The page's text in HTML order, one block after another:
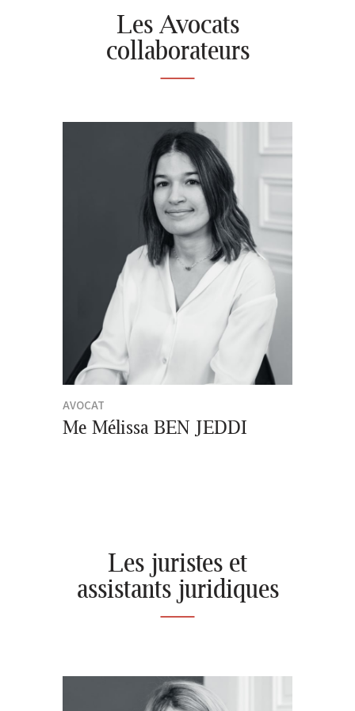
Les Avocats
collaborateurs
AVOCAT
Me Mélissa BEN JEDDI
Les juristes et
assistants juridiques